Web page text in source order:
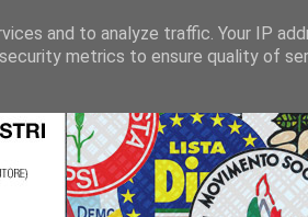
and to analyze traffic. Your IP
metrics to ensure quality of